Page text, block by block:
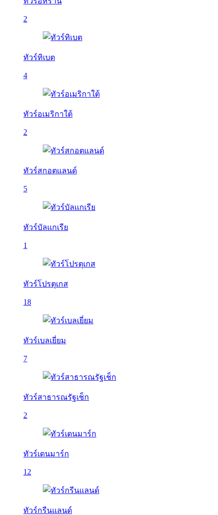
2
ทัวร์ทิเบต
4
ทัวร์อเมริกาใต้
2
ทัวร์สกอตแลนด์
5
ทัวร์บัลเเกเรีย
1
ทัวร์โปรตุเกส
18
ทัวร์เบลเยี่ยม
7
ทัวร์สาธารณรัฐเช็ก
2
ทัวร์เดนมาร์ก
12
ทัวร์กรีนแลนด์